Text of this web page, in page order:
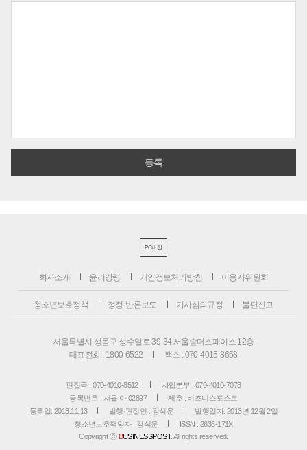
PC버전
회사소개 윤리강령 개인정보처리방침 이용자위원회
청소년보호정책 정정·반론보도 기사심의규정 불편신고
서울특별시 성동구 성수일로 39-34 서울숲더스페이스 12층
대표전화 : 1800-6522
팩스 : 070-4015-8658
편집국 : 070-4010-8512
사업본부 : 070-4010-7078
등록번호 : 서울 아 02897
제호 : 비즈니스포스트
등록일: 2013.11.13
발행·편집인 : 강석운
발행일자: 2013년 12월 2일
청소년보호책임자 : 강석운
ISSN : 2636-171X
Copyright ⓒ BUSINESSPOST. All rights reserved.